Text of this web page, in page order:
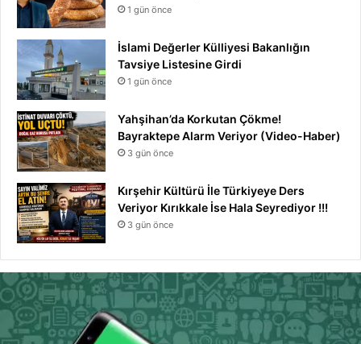
1 gün önce
İslami Değerler Külliyesi Bakanlığın
Tavsiye Listesine Girdi
1 gün önce
Yahşihan’da Korkutan Çökme!
Bayraktepe Alarm Veriyor (Video-Haber)
3 gün önce
Kırşehir Kültürü İle Türkiyeye Ders
Veriyor Kırıkkale İse Hala Seyrediyor !!!
3 gün önce